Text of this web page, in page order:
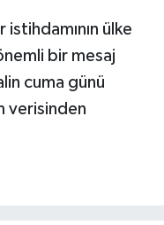
ülke
bir mesaj
cuma günü
verisinden